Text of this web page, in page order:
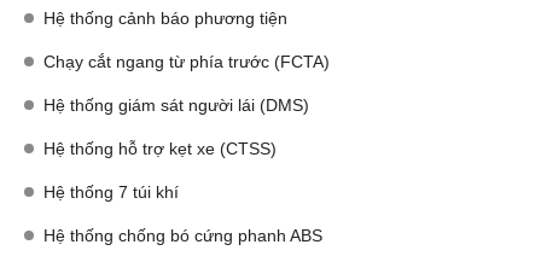
Hệ thống cảnh báo phương tiện
Chạy cắt ngang từ phía trước (FCTA)
Hệ thống giám sát người lái (DMS)
Hệ thống hỗ trợ kẹt xe (CTSS)
Hệ thống 7 túi khí
Hệ thống chống bó cứng phanh ABS